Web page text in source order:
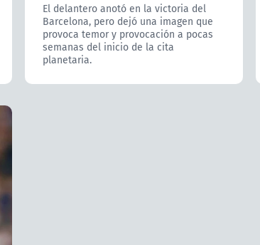
El delantero anotó en la victoria del
Barcelona, pero dejó una imagen que
provoca temor y provocación a pocas
semanas del inicio de la cita
planetaria.